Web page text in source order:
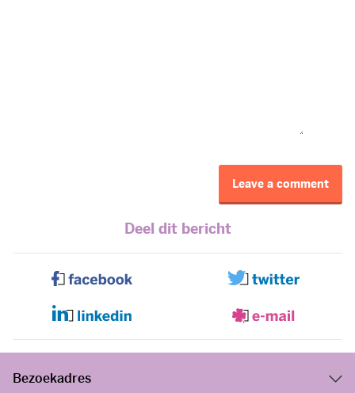
Leave a comment
Deel dit bericht
Bezoekadres